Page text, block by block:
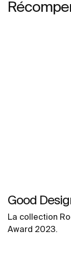
Good
La collection
Award 2023.